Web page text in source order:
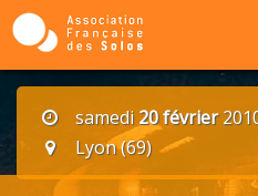
samedi 20 février
Lyon (69)